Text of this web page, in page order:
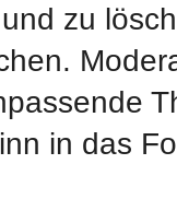
zu
in das